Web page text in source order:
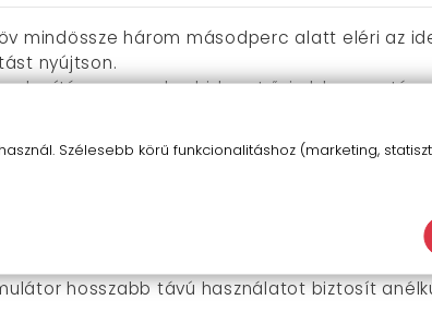
mindössze három másodperc alatt eléri az
nyújtson.
nemcsak a hideget űzi el, hanem
csökkenjen.
és a négy vibrációs mód kombinációja
testalkathoz illeszkedik, míg a puha
hosszabb távú használatot biztosít
Szélesebb körű funkcionalitáshoz (marketing,